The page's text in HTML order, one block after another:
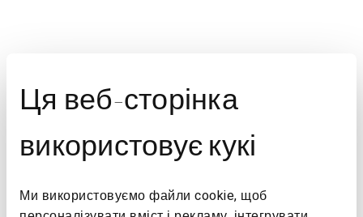
Ця веб-сторінка
використовує кукі
Ми використовуємо файли cookie, щоб